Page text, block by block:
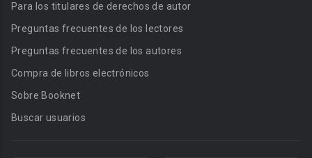
Para los titulares de derechos de autor
Preguntas frecuentes de los lectores
Preguntas frecuentes de los autores
Compra de libros electrónicos
Sobre Booknet
Buscar usuarios